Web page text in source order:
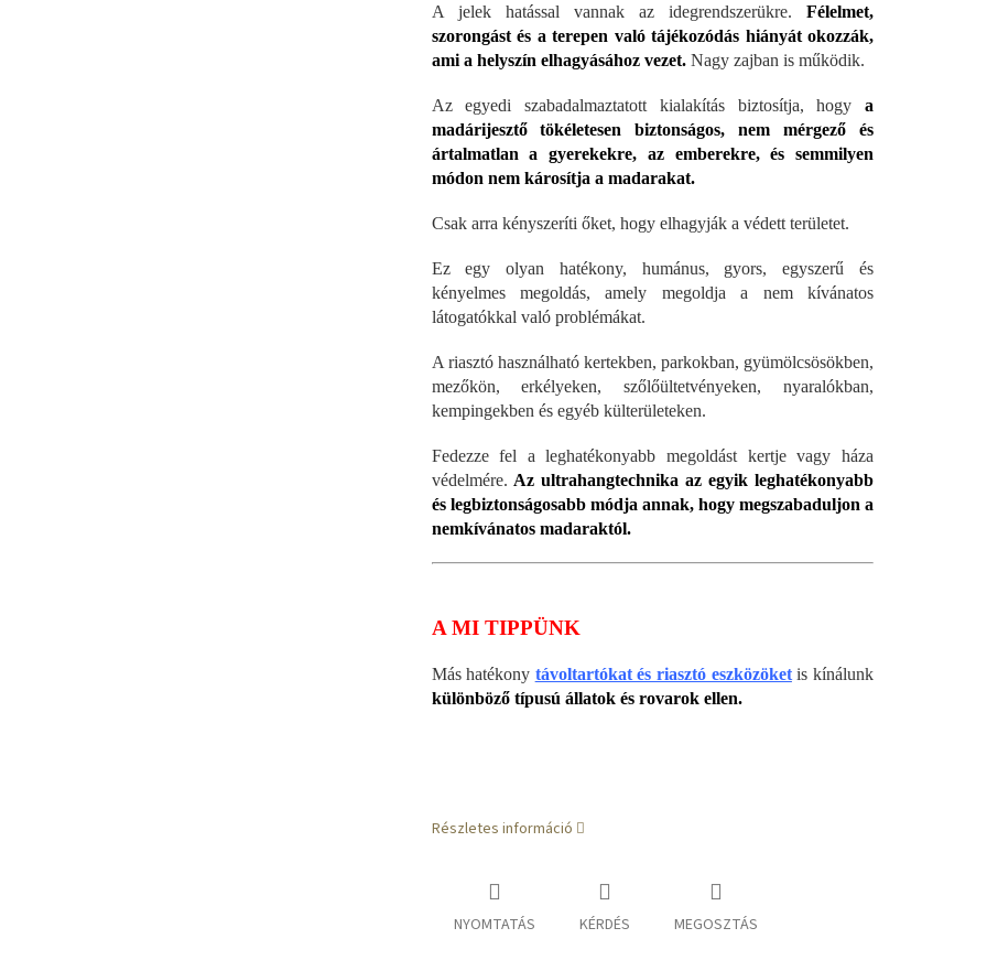
A jelek hatással vannak az idegrendszerükre. Félelmet,
szorongást és a terepen való tájékozódás hiányát okozzák,
ami a helyszín elhagyásához vezet.Nagy zajban is működik.
Az egyedi szabadalmaztatott kialakítás biztosítja, hogy a
madárijesztő tökéletesen biztonságos, nem mérgező és
ártalmatlan a gyerekekre, az emberekre, és semmilyen
módon nem károsítja a madarakat.
Csak arra kényszeríti őket, hogy elhagyják a védett területet.
Ez egy olyan hatékony, humánus, gyors, egyszerű és
kényelmes megoldás, amely megoldja a nem kívánatos
látogatókkal való problémákat.
A riasztó használható kertekben, parkokban, gyümölcsösökben,
mezőkön, erkélyeken, szőlőültetvényeken, nyaralókban,
kempingekben és egyéb külterületeken.
Fedezze fel a leghatékonyabb megoldást kertje vagy háza
védelmére.Az ultrahangtechnika az egyik leghatékonyabb
és legbiztonságosabb módja annak, hogy megszabaduljon a
nemkívánatos madaraktól.
A MI TIPPÜNK
Más hatékony távoltartókat és riasztó eszközöketis kínálunk
különböző típusú állatok és rovarok ellen.
Részletes információ
NYOMTATÁS KÉRDÉS MEGOSZTÁS